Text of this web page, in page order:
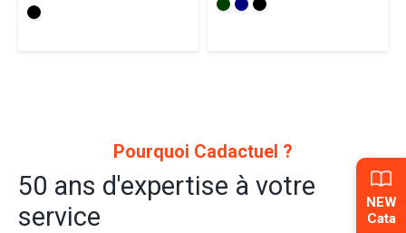
Pourquoi Cadactuel ?
50 ans d'expertise à votre
service
NEW
Cata